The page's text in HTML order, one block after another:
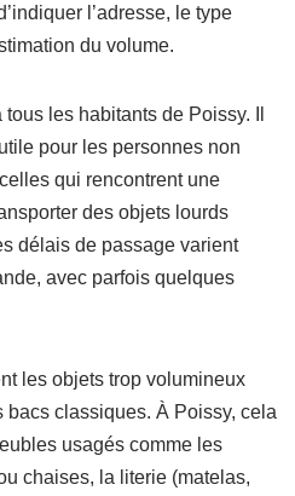
l’adresse, le type
du volume.
les habitants de Poissy. Il
pour les personnes non
qui rencontrent une
des objets lourds
délais de passage varient
avec parfois quelques
les objets trop volumineux
bacs classiques. À Poissy, cela
usagés comme les
chaises, la literie (matelas,